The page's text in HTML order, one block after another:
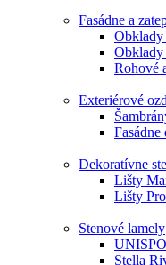
Fasádne a
Obklady
Obklady
Rohové
Exteriérové
Dekoratívne
Lišty
Lišty
Stenové lamely
UNISPO
Stella